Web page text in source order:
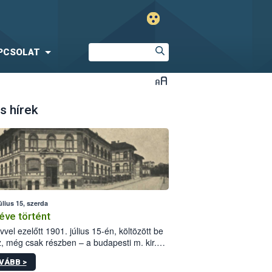
hírek
15, szerda
történt
ezelőtt 1901. július 15-én, költözött be
még csak részben – a budapesti m. kir.
állomás a Kis Rókus utca
alatti, Czigler Győző által tervezett új
>